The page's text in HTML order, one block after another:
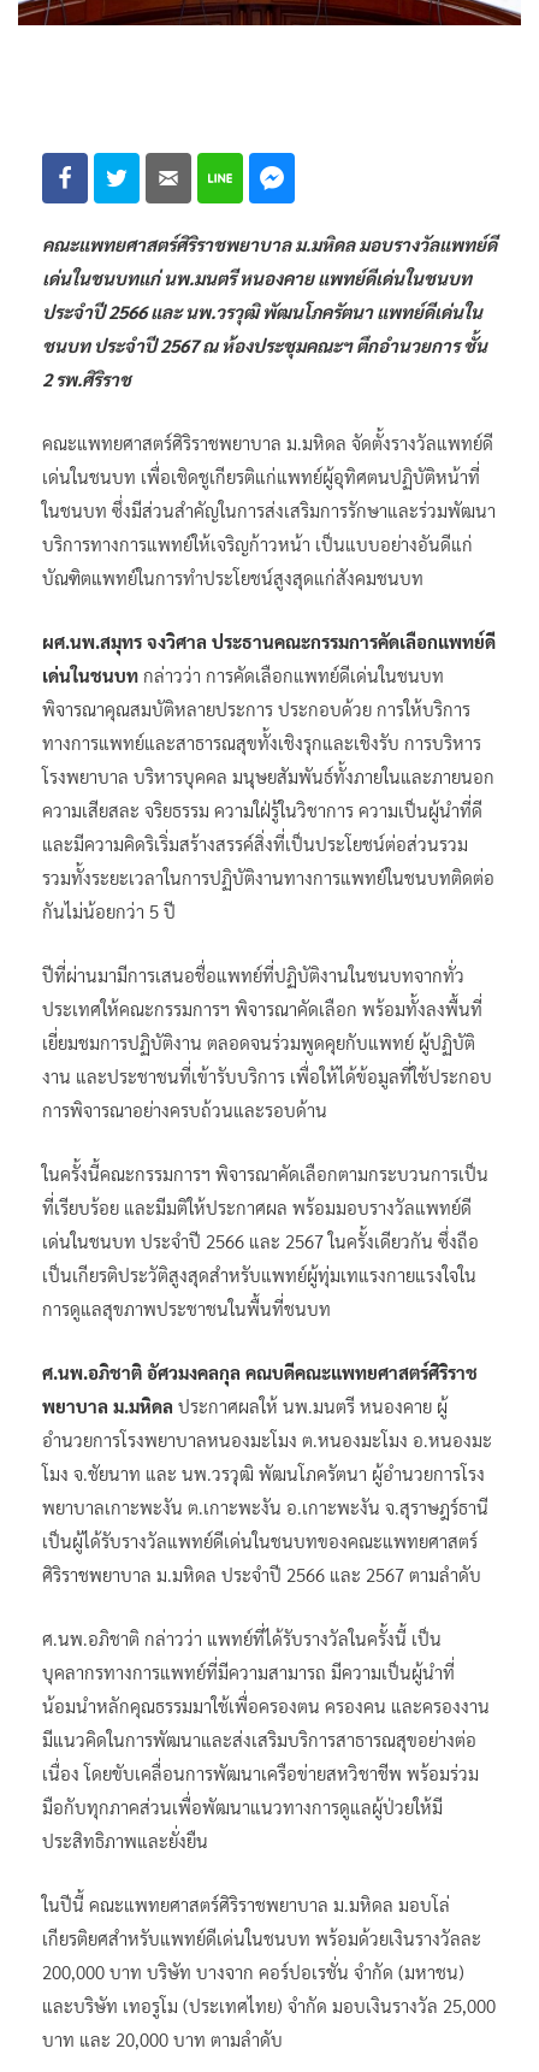
คณะแพทยศาสตร์ศิริราชพยาบาล ม.มหิดล มอบรางวัลแพทย์ดี
เด่นในชนบทแก่ นพ.มนตรี หนองคาย แพทย์ดีเด่นในชนบท
ประจำปี 2566 และ นพ.วรวุฒิ พัฒนโภครัตนา แพทย์ดีเด่นใน
ชนบท ประจำปี 2567 ณ ห้องประชุมคณะฯ ตึกอำนวยการ ชั้น
2 รพ.ศิริราช
คณะแพทยศาสตร์ศิริราชพยาบาล ม.มหิดล จัดตั้งรางวัลแพทย์ดี
เด่นในชนบท เพื่อเชิดชูเกียรติแก่แพทย์ผู้อุทิศตนปฏิบัติหน้าที่
ในชนบท ซึ่งมีส่วนสำคัญในการส่งเสริมการรักษาและร่วมพัฒนา
บริการทางการแพทย์ให้เจริญก้าวหน้า เป็นแบบอย่างอันดีแก่
บัณฑิตแพทย์ในการทำประโยชน์สูงสุดแก่สังคมชนบท
ผศ.นพ.สมุทร จงวิศาล ประธานคณะกรรมการคัดเลือกแพทย์ดี
เด่นในชนบท กล่าวว่า การคัดเลือกแพทย์ดีเด่นในชนบท
พิจารณาคุณสมบัติหลายประการ ประกอบด้วย การให้บริการ
ทางการแพทย์และสาธารณสุขทั้งเชิงรุกและเชิงรับ การบริหาร
โรงพยาบาล บริหารบุคคล มนุษยสัมพันธ์ทั้งภายในและภายนอก
ความเสียสละ จริยธรรม ความใฝ่รู้ในวิชาการ ความเป็นผู้นำที่ดี
และมีความคิดริเริ่มสร้างสรรค์สิ่งที่เป็นประโยชน์ต่อส่วนรวม
รวมทั้งระยะเวลาในการปฏิบัติงานทางการแพทย์ในชนบทติดต่อ
กันไม่น้อยกว่า 5 ปี
ปีที่ผ่านมามีการเสนอชื่อแพทย์ที่ปฏิบัติงานในชนบทจากทั่ว
ประเทศให้คณะกรรมการฯ พิจารณาคัดเลือก พร้อมทั้งลงพื้นที่
เยี่ยมชมการปฏิบัติงาน ตลอดจนร่วมพูดคุยกับแพทย์ ผู้ปฏิบัติ
งาน และประชาชนที่เข้ารับบริการ เพื่อให้ได้ข้อมูลที่ใช้ประกอบ
การพิจารณาอย่างครบถ้วนและรอบด้าน
ในครั้งนี้คณะกรรมการฯ พิจารณาคัดเลือกตามกระบวนการเป็น
ที่เรียบร้อย และมีมติให้ประกาศผล พร้อมมอบรางวัลแพทย์ดี
เด่นในชนบท ประจำปี 2566 และ 2567 ในครั้งเดียวกัน ซึ่งถือ
เป็นเกียรติประวัติสูงสุดสำหรับแพทย์ผู้ทุ่มเทแรงกายแรงใจใน
การดูแลสุขภาพประชาชนในพื้นที่ชนบท
ศ.นพ.อภิชาติ อัศวมงคลกุล คณบดีคณะแพทยศาสตร์ศิริราช
พยาบาล ม.มหิดล ประกาศผลให้ นพ.มนตรี หนองคาย ผู้
อำนวยการโรงพยาบาลหนองมะโมง ต.หนองมะโมง อ.หนองมะ
โมง จ.ชัยนาท และ นพ.วรวุฒิ พัฒนโภครัตนา ผู้อำนวยการโรง
พยาบาลเกาะพะงัน ต.เกาะพะงัน อ.เกาะพะงัน จ.สุราษฎร์ธานี
เป็นผู้ได้รับรางวัลแพทย์ดีเด่นในชนบทของคณะแพทยศาสตร์
ศิริราชพยาบาล ม.มหิดล ประจำปี 2566 และ 2567 ตามลำดับ
ศ.นพ.อภิชาติ กล่าวว่า แพทย์ที่ได้รับรางวัลในครั้งนี้ เป็น
บุคลากรทางการแพทย์ที่มีความสามารถ มีความเป็นผู้นำที่
น้อมนำหลักคุณธรรมมาใช้เพื่อครองตน ครองคน และครองงาน
มีแนวคิดในการพัฒนาและส่งเสริมบริการสาธารณสุขอย่างต่อ
เนื่อง โดยขับเคลื่อนการพัฒนาเครือข่ายสหวิชาชีพ พร้อมร่วม
มือกับทุกภาคส่วนเพื่อพัฒนาแนวทางการดูแลผู้ป่วยให้มี
ประสิทธิภาพและยั่งยืน
ในปีนี้ คณะแพทยศาสตร์ศิริราชพยาบาล ม.มหิดล มอบโล่
เกียรติยศสำหรับแพทย์ดีเด่นในชนบท พร้อมด้วยเงินรางวัลละ
200,000 บาท บริษัท บางจาก คอร์ปอเรชั่น จำกัด (มหาชน)
และบริษัท เทอรูโม (ประเทศไทย) จำกัด มอบเงินรางวัล 25,000
บาท และ 20,000 บาท ตามลำดับ